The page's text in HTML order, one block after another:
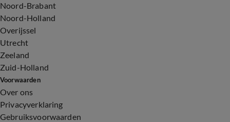
Noord-Brabant
Noord-Holland
Overijssel
Utrecht
Zeeland
Zuid-Holland
Voorwaarden
Over ons
Privacyverklaring
Gebruiksvoorwaarden